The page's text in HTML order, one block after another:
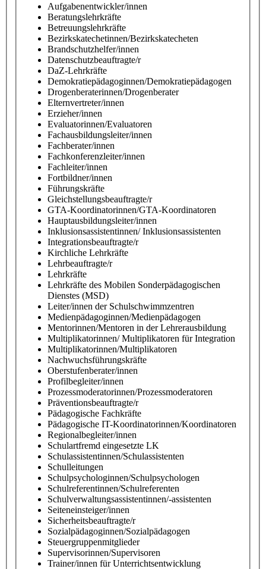
Aufgabenentwickler/innen
Beratungslehrkräfte
Betreuungslehrkräfte
Bezirkskatechetinnen/Bezirkskatecheten
Brandschutzhelfer/innen
Datenschutzbeauftragte/r
DaZ-Lehrkräfte
Demokratiepädagoginnen/Demokratiepädagogen
Drogenberaterinnen/Drogenberater
Elternvertreter/innen
Erzieher/innen
Evaluatorinnen/Evaluatoren
Fachausbildungsleiter/innen
Fachberater/innen
Fachkonferenzleiter/innen
Fachleiter/innen
Fortbildner/innen
Führungskräfte
Gleichstellungsbeauftragte/r
GTA-Koordinatorinnen/GTA-Koordinatoren
Hauptausbildungsleiter/innen
Inklusionsassistentinnen/ Inklusionsassistenten
Integrationsbeauftragte/r
Kirchliche Lehrkräfte
Lehrbeauftragte/r
Lehrkräfte
Lehrkräfte des Mobilen Sonderpädagogischen
Dienstes (MSD)
Leiter/innen der Schulschwimmzentren
Medienpädagoginnen/Medienpädagogen
Mentorinnen/Mentoren in der Lehrerausbildung
Multiplikatorinnen/ Multiplikatoren für Integration
Multiplikatorinnen/Multiplikatoren
Nachwuchsführungskräfte
Oberstufenberater/innen
Profilbegleiter/innen
Prozessmoderatorinnen/Prozessmoderatoren
Präventionsbeauftragte/r
Pädagogische Fachkräfte
Pädagogische IT-Koordinatorinnen/Koordinatoren
Regionalbegleiter/innen
Schulartfremd eingesetzte LK
Schulassistentinnen/Schulassistenten
Schulleitungen
Schulpsychologinnen/Schulpsychologen
Schulreferentinnen/Schulreferenten
Schulverwaltungsassistentinnen/-assistenten
Seiteneinsteiger/innen
Sicherheitsbeauftragte/r
Sozialpädagoginnen/Sozialpädagogen
Steuergruppenmitglieder
Supervisorinnen/Supervisoren
Trainer/innen für Unterrichtsentwicklung